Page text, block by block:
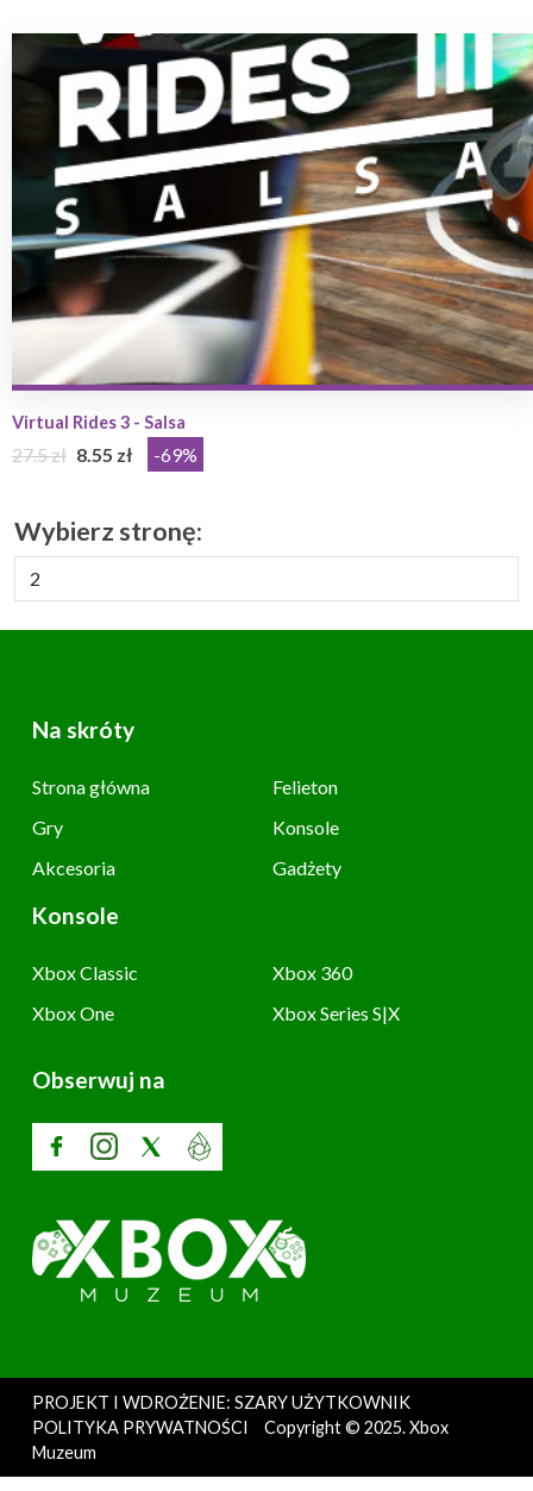
Virtual Rides 3 - Salsa
27.5 zł 8.55 zł -69%
Wybierz stronę:
Na skróty
Strona główna
Felieton
Gry
Konsole
Akcesoria
Gadżety
Konsole
Xbox Classic
Xbox 360
Xbox One
Xbox Series S|X
Obserwuj na
PROJEKT I WDROŻENIE: SZARY UŻYTKOWNIK
POLITYKA PRYWATNOŚCI
Copyright © 2025. Xbox
Muzeum